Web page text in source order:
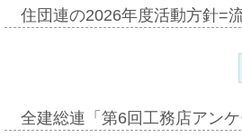
住団連の2026年度活動方針=
全建総連「第6回工務店アン